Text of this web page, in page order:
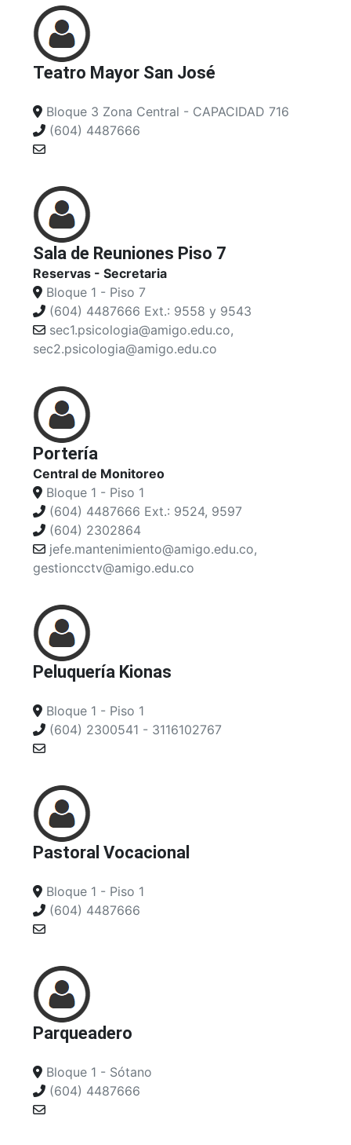
Teatro Mayor San José
Bloque 3 Zona Central - CAPACIDAD 716
(604) 4487666
Sala de Reuniones Piso 7
Reservas - Secretaria
Bloque 1 - Piso 7
(604) 4487666 Ext.: 9558 y 9543
sec1.psicologia@amigo.edu.co,
sec2.psicologia@amigo.edu.co
Portería
Central de Monitoreo
Bloque 1 - Piso 1
(604) 4487666 Ext.: 9524, 9597
(604) 2302864
jefe.mantenimiento@amigo.edu.co,
gestioncctv@amigo.edu.co
Peluquería Kionas
Bloque 1 - Piso 1
(604) 2300541 - 3116102767
Pastoral Vocacional
Bloque 1 - Piso 1
(604) 4487666
Parqueadero
Bloque 1 - Sótano
(604) 4487666